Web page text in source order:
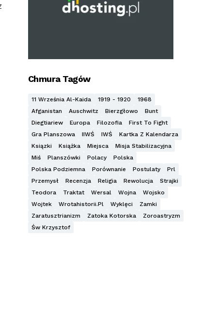
Chmura Tagów
11 Września Al-Kaida 1919 - 1920
1968
Afganistan
Auschwitz Bierzgłowo
Bunt
Diegtiariew
Europa Filozofia
First To Fight
Gra Planszowa
IIWŚ IWŚ
Kartka Z Kalendarza
Ksiązki
Książka Miejsca
Misja Stabilizacyjna
Miś
Planszówki Polacy
Polska
Polska Podziemna
Porównanie Postulaty
Prl
Przemysł
Recenzja Religia Rewolucja
Strajki
Teodora
Traktat Wersal Wojna
Wojsko
Wojtek
Wrotahistorii.pl Wyklęci
Zamki
Zaratusztrianizm
Zatoka Kotorska
Zoroastryzm
Św Krzysztof